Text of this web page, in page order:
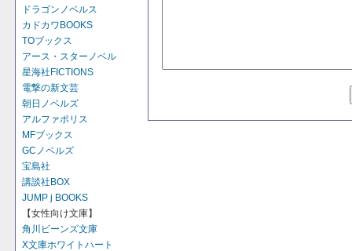
ドラゴンノベルス
カドカワBOOKS
TOブックス
アース・スターノベル
星海社FICTIONS
電撃の新文芸
朝日ノベルズ
アルファポリス
MFブックス
GCノベルズ
宝島社
講談社BOX
JUMP j BOOKS
【女性向け文庫】
角川ビーンズ文庫
X文庫ホワイトハート